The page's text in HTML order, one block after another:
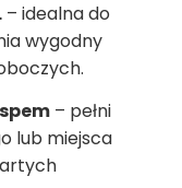
– idealna do
wygodny
– pełni
lub miejsca